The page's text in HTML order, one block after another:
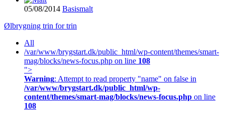
05/08/2014 Basismalt
Ølbrygning trin for trin
All
/var/www/brygstart.dk/public_html/wp-content/themes/smart-
mag/blocks/news-focus.php on line 108
">
Warning: Attempt to read property "name" on false in
/var/www/brygstart.dk/public_html/wp-
content/themes/smart-mag/blocks/news-focus.php on line
108